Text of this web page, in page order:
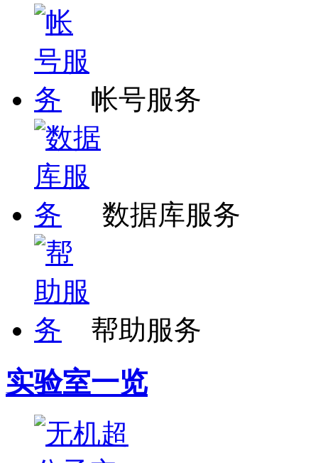
帐号服务
数据库服务
帮助服务
实验室一览